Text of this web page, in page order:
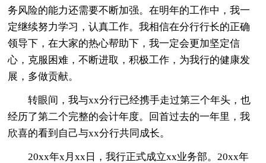
务风险的能力还需要不断加强。在明年的工作中，我一
定继续努力学习，认真工作。我相信在分行行长的正确
领导下，在大家的热心帮助下，我一定会更加坚定信
心，克服困难，不断进取，积极工作，为我行的健康发
展，多做贡献。
转眼间，我与xx分行已经携手走过第三个年头，也
经历了第二个完整的会计年度。回首过去的一年里，我
欣喜的看到自己与xx分行共同成长。
20xx年x月xx日，我行正式成立xx业务部。20xx年